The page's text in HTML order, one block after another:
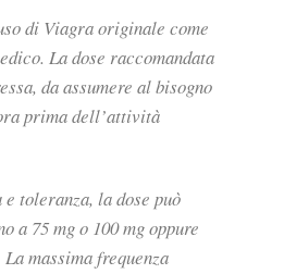
di Viagra originale come
La dose raccomandata
da assumere al bisogno
prima dell’attività
toleranza, la dose può
a 75 mg o 100 mg oppure
massima frequenza